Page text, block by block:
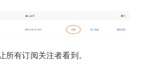
有订阅关注者看到。